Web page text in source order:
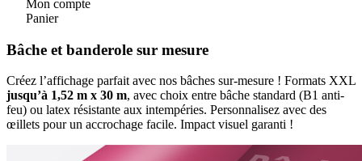
Mon compte
Panier
Bâche et banderole sur mesure
Créez l’affichage parfait avec nos bâches sur-mesure ! Formats XXL
jusqu’à 1,52 m x 30 m, avec choix entre bâche standard (B1 anti-
feu) ou latex résistante aux intempéries. Personnalisez avec des
œillets pour un accrochage facile. Impact visuel garanti !